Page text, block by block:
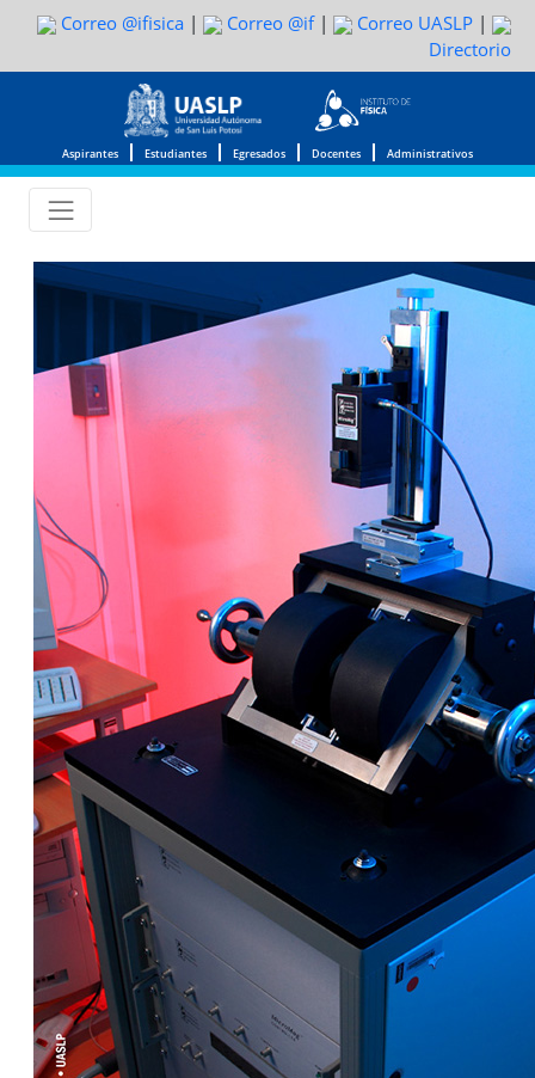
Correo @ifisica | Correo @if | Correo UASLP |
Directorio
Aspirantes Estudiantes Egresados Docentes Administrativos